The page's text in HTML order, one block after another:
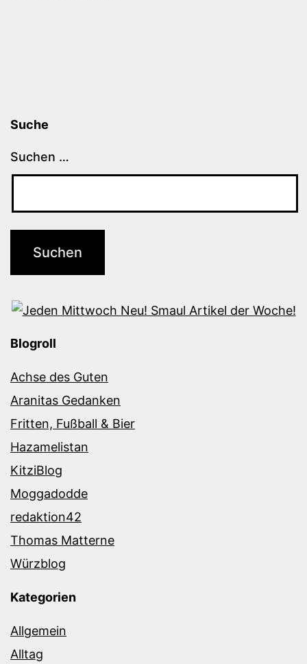
Suche
Suchen …
Blogroll
Achse des Guten
Aranitas Gedanken
Fritten, Fußball & Bier
Hazamelistan
KitziBlog
Moggadodde
redaktion42
Thomas Matterne
Würzblog
Kategorien
Allgemein
Alltag